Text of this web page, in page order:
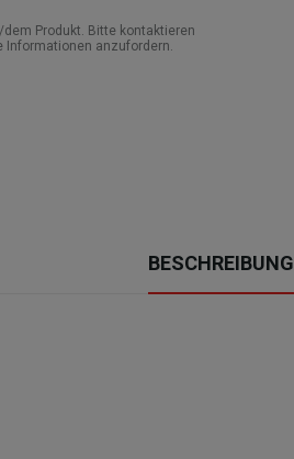
Produkt. Bitte kontaktieren
Informationen anzufordern.
BESCHREIBUNG